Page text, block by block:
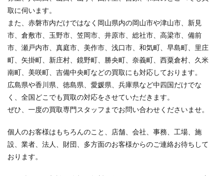
取に伺います。
また、赤磐市内だけではなく岡山県内の岡山市や津山市、新見
市、倉敷市、玉野市、笠岡市、井原市、総社市、高梁市、備前
市、瀬戸内市、真庭市、美作市、浅口市、和気町、早島町、里庄
町、矢掛町、新庄村、鏡野町、勝央町、奈義町、西粟倉村、久米
南町、美咲町、吉備中央町などの買取にも対応しております。
広島県や香川県、徳島県、愛媛県、兵庫県など中四国だけでな
く、全国どこでも買取の対応をさせていただきます。
ぜひ、一度の買取専門スタッフまでお問い合わせくださいませ。
個人のお客様はもちろんのこと、店舗、会社、事務、工場、施
設、業者、法人、財団、多方面のお客様からのご連絡お待ちして
おります。